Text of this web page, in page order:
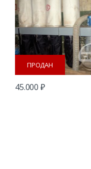
ПРОДАН
45.000₽